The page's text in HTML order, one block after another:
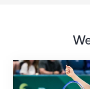
Nächster Halt: